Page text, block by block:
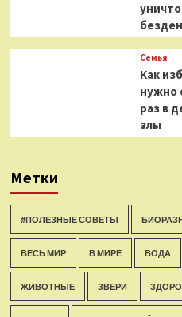
Семья
Как
нужно
раз в
злы
Метки
#ПОЛЕЗНЫЕ СОВЕТЫ
ВЕСЬ МИР В МИРЕ ВОДА
ЖИВОТНЫЕ ЗВЕРИ